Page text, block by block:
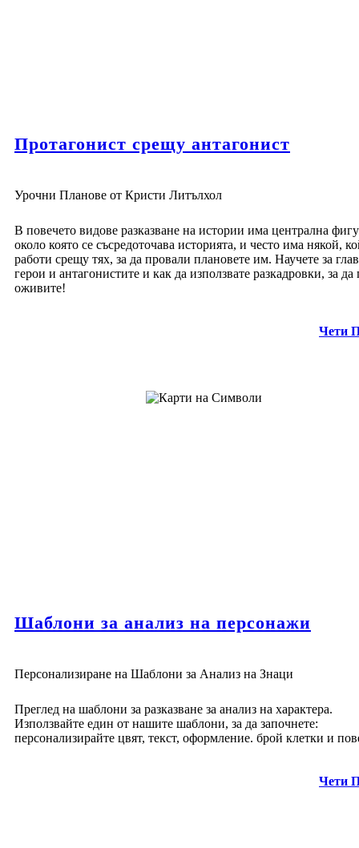
Протагонист срещу антагонист
Урочни Планове от Кристи Литълхол
В повечето видове разказване на истории има централна
около която се съсредоточава историята, и често има някой,
работи срещу тях, за да провали плановете им. Научете за
герои и антагонистите и как да използвате разкадровки, за да
оживите!
Чети
Шаблони за анализ на персонажи
Персонализиране на Шаблони за Анализ на Знаци
Преглед на шаблони за разказване за анализ на характера.
Използвайте един от нашите шаблони, за да започнете:
персонализирайте цвят, текст, оформление. брой клетки и
Чети